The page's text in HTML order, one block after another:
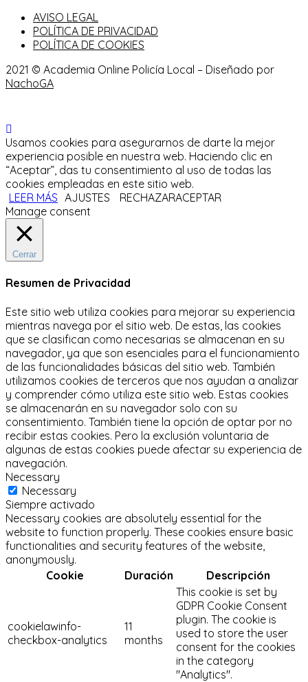
AVISO LEGAL
POLÍTICA DE PRIVACIDAD
POLÍTICA DE COOKIES
2021 © Academia Online Policía Local – Diseñado por
NachoGA
Usamos cookies para asegurarnos de darte la mejor
experiencia posible en nuestra web. Haciendo clic en
“Aceptar”, das tu consentimiento al uso de todas las
cookies empleadas en este sitio web.
LEER MÁS AJUSTES RECHAZARACEPTAR
Manage consent
Cerrar
Resumen de Privacidad
Este sitio web utiliza cookies para mejorar su experiencia
mientras navega por el sitio web. De estas, las cookies
que se clasifican como necesarias se almacenan en su
navegador, ya que son esenciales para el funcionamiento
de las funcionalidades básicas del sitio web. También
utilizamos cookies de terceros que nos ayudan a analizar
y comprender cómo utiliza este sitio web. Estas cookies
se almacenarán en su navegador solo con su
consentimiento. También tiene la opción de optar por no
recibir estas cookies. Pero la exclusión voluntaria de
algunas de estas cookies puede afectar su experiencia de
navegación.
Necessary
Necessary
Siempre activado
Necessary cookies are absolutely essential for the
website to function properly. These cookies ensure basic
functionalities and security features of the website,
anonymously.
Cookie
Duración Descripción
cookielawinfo-
checkbox-analytics
11
months
This cookie is set by
GDPR Cookie Consent
plugin. The cookie is
used to store the user
consent for the cookies
in the category
"Analytics".